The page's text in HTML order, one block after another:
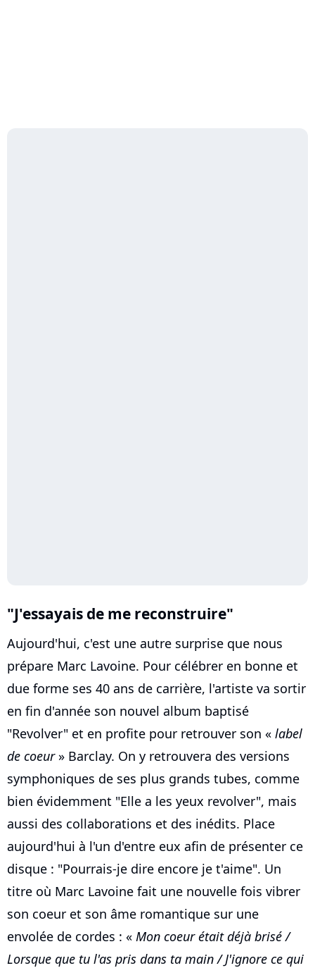
"J'essayais de me reconstruire"
Aujourd'hui, c'est une autre surprise que nous
prépare Marc Lavoine. Pour célébrer en bonne et
due forme ses 40 ans de carrière, l'artiste va sortir
en fin d'année son nouvel album baptisé
"Revolver" et en profite pour retrouver son « label
de coeur» Barclay. On y retrouvera des versions
symphoniques de ses plus grands tubes, comme
bien évidemment "Elle a les yeux revolver", mais
aussi des collaborations et des inédits. Place
aujourd'hui à l'un d'entre eux afin de présenter ce
disque : "Pourrais-je dire encore je t'aime". Un
titre où Marc Lavoine fait une nouvelle fois vibrer
son coeur et son âme romantique sur une
envolée de cordes : « Mon coeur était déjà brisé /
Lorsque que tu l'as pris dans ta main / J'ignore ce qui